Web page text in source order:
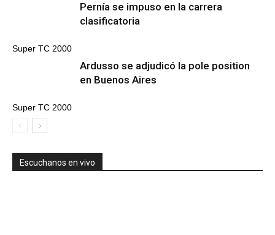
Super TC 2000
Pernía se impuso en la carrera
clasificatoria
Super TC 2000
Ardusso se adjudicó la pole position
en Buenos Aires
Escuchanos en vivo